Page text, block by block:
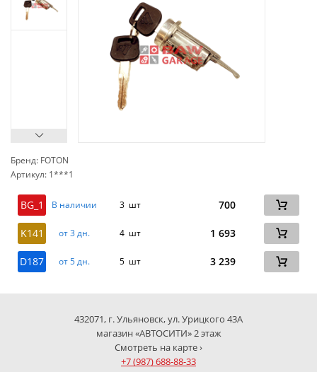
Бренд: FOTON
Артикул: 1***1
BG_1 В наличии 3 шт 700
K141 от 3 дн. 4 шт 1 693
D187 от 5 дн. 5 шт 3 239
432071, г. Ульяновск, ул. Урицкого 43А
магазин «АВТОСИТИ» 2 этаж
Смотреть на карте ›
+7 (987) 688-88-33